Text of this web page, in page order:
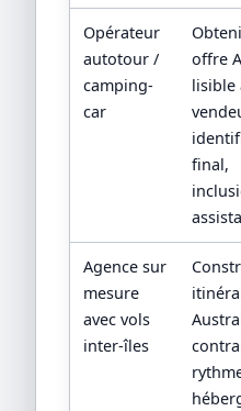
Opérateur
autotour /
camping-
car
offre
lisible
final,
Agence sur
mesure
avec vols
inter-îles